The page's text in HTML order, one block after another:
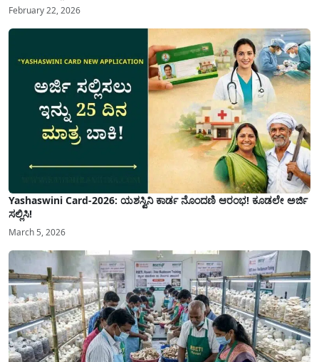
February 22, 2026
Yashaswini Card-2026: ಯಶಸ್ವಿನಿ ಕಾರ್ಡ ನೊಂದಣಿ ಆರಂಭ! ಕೂಡಲೇ ಅರ್ಜಿ
ಸಲ್ಲಿಸಿ!
March 5, 2026